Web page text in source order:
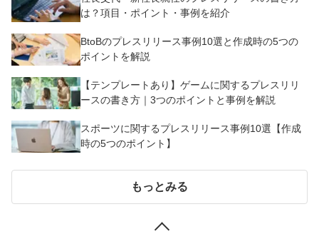
は？項目・ポイント・事例を紹介
BtoBのプレスリリース事例10選と作成時の5つの
ポイントを解説
【テンプレートあり】ゲームに関するプレスリリ
ースの書き方｜3つのポイントと事例を解説
スポーツに関するプレスリリース事例10選【作成
時の5つのポイント】
もっとみる